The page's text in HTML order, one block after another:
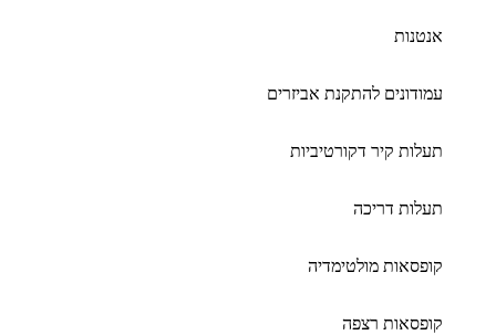
אנטנות
עמודונים להתקנת אביזרים
תעלות קיר דקורטיביות
תעלות דריכה
קופסאות מולטימדיה
קופסאות רצפה